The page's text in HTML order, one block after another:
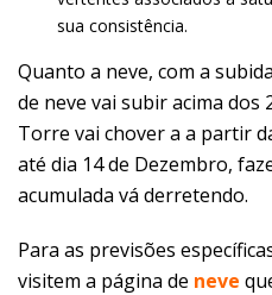
sua consistência.
Quanto a neve, com a
de neve vai subir acima dos
Torre vai chover a a partir
até dia 14 de Dezembro,
acumulada vá derretendo.
Para as previsões
visitem a página de neve